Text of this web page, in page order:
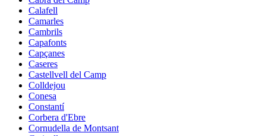
Calafell
Camarles
Cambrils
Capafonts
Capçanes
Caseres
Castellvell del Camp
Colldejou
Conesa
Constantí
Corbera d'Ebre
Cornudella de Montsant